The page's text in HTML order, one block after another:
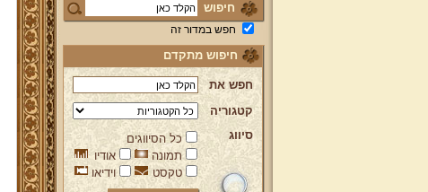
חיפוש
חפש במדור זה
חיפוש מתקדם
חפש את
קטגוריה
סיווג
כל הסיווגים
תמונה
אודיו
טקסט
וידיאו